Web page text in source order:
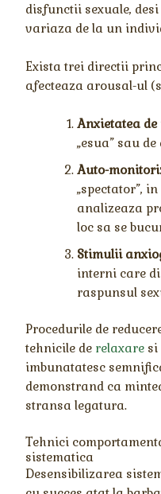
disfunctii sexuale,
variaza de la un
Exista trei directii
afecteaza arousal-ul
Anxietatea
„esua” sau
Auto-
„spectator”,
analizeaza
loc sa se
Stimulii
interni care
raspunsul
Procedurile de
tehnicile de relaxare si
imbunatatesc
demonstrand ca
stransa legatura.
Tehnici
sistematica
Desensibilizarea